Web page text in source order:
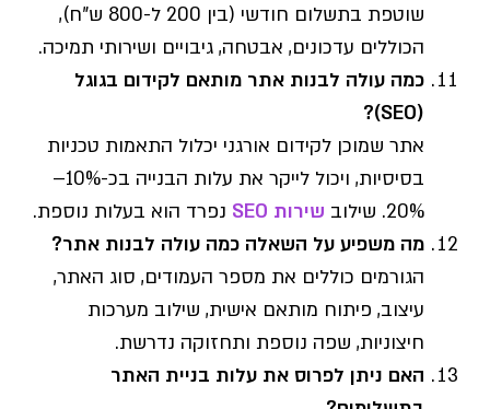
שוטפת בתשלום חודשי (בין 200 ל-800 ש"ח),
הכוללים עדכונים, אבטחה, גיבויים ושירותי תמיכה.
כמה עולה לבנות אתר מותאם לקידום בגוגל
(SEO)?
אתר שמוכן לקידום אורגני יכלול התאמות טכניות
בסיסיות, ויכול לייקר את עלות הבנייה בכ-10%–
20%. שילוב
שירות SEO
נפרד הוא בעלות נוספת.
מה משפיע על השאלה כמה עולה לבנות אתר?
הגורמים כוללים את מספר העמודים, סוג האתר,
עיצוב, פיתוח מותאם אישית, שילוב מערכות
חיצוניות, שפה נוספת ותחזוקה נדרשת.
האם ניתן לפרוס את עלות בניית האתר